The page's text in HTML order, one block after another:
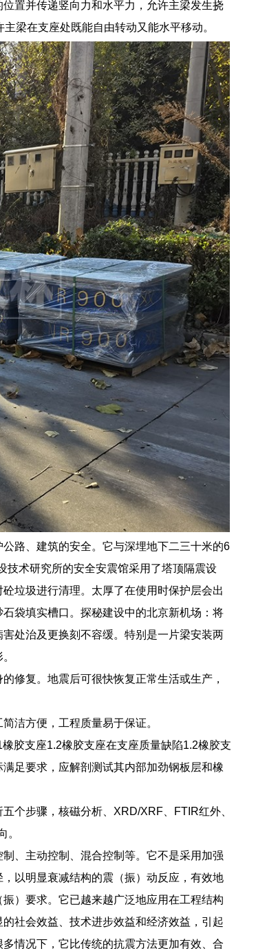
置并传递竖向力和水平力，允许主梁发生挠
梁在支座处既能自由转动又能水平移动。
路、建筑的安全。它与深埋地下二三十米的6
技术研究所的安全安震馆采用了塔顶隔震设
垃圾进行清理。太厚了在使用时保护层会出
袋填实槽口。探秘建设中的北京新机场：将
处治及更换刻不容缓。特别是一片梁安装两
修复。地震后可很快恢复正常生活或生产，
洁方便，工程质量易于保证。
胶支座1.2橡胶支座在支座质量缺陷1.2橡胶支
足要求，应解剖测试其内部加劲钢板层和橡
个步骤，核磁分析、XRD/XRF、FTIR红外、
。
、主动控制、混合控制等。它不是采用加强
以明显衰减结构的震（振）动反应，有效地
）要求。它已越来越广泛地应用在工程结构
社会效益、技术进步效益和经济效益，引起
情况下，它比传统的抗震方法更加有效、合